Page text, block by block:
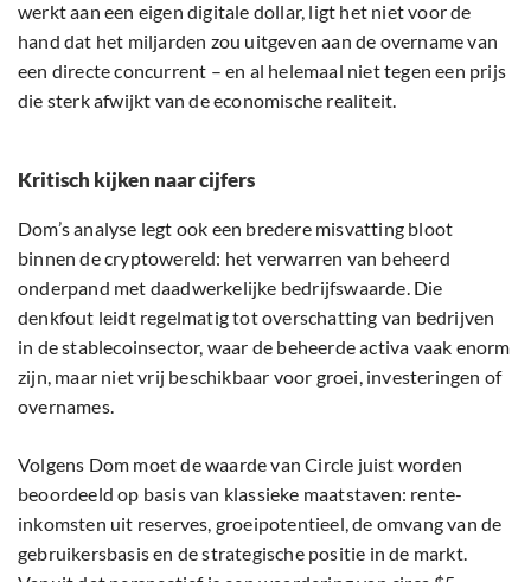
werkt aan een eigen digitale dollar, ligt het niet voor de
hand dat het miljarden zou uitgeven aan de overname van
een directe concurrent – en al helemaal niet tegen een prijs
die sterk afwijkt van de economische realiteit.
Kritisch kijken naar cijfers
Dom’s analyse legt ook een bredere misvatting bloot
binnen de cryptowereld: het verwarren van beheerd
onderpand met daadwerkelijke bedrijfswaarde. Die
denkfout leidt regelmatig tot overschatting van bedrijven
in de stablecoinsector, waar de beheerde activa vaak enorm
zijn, maar niet vrij beschikbaar voor groei, investeringen of
overnames.
Volgens Dom moet de waarde van Circle juist worden
beoordeeld op basis van klassieke maatstaven: rente-
inkomsten uit reserves, groeipotentieel, de omvang van de
gebruikersbasis en de strategische positie in de markt.